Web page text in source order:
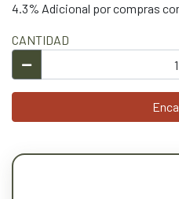
4.3% Adicional por compras
CANTIDAD